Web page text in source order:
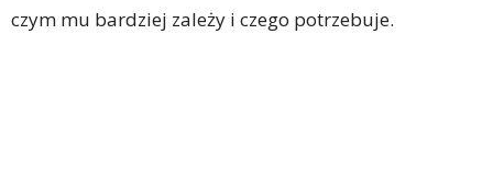
czym mu bardziej zależy i czego potrzebuje.